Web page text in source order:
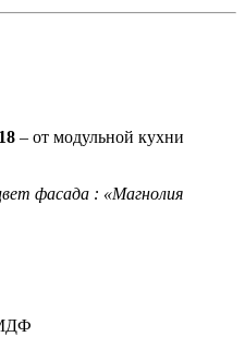
– от модульной кухни
фасада : «Магнолия